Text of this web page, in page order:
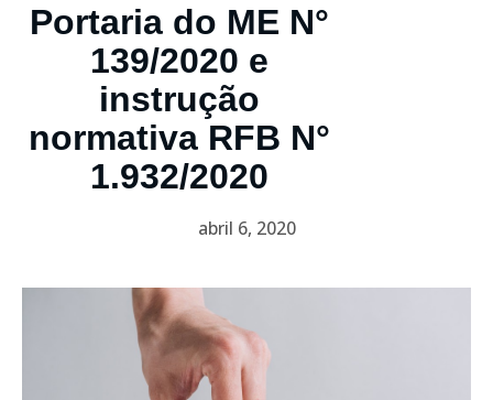
Portaria do ME N°
139/2020 e
instrução
normativa RFB N°
1.932/2020
abril 6, 2020